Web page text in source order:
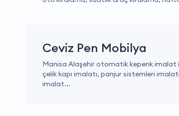
Ceviz Pen Mobilya
Manisa Alaşehir otomatik kepenk
çelik kapı imalatı, panjur sistemleri
imalat...